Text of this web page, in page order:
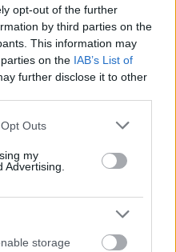
opt-out of the further
by third parties on the
This information may
on the IAB’s List of
further disclose it to other
uses one or more Google
You may click to
and its third-party tags to
purposes in below Google
Outs
my
Advertising.
storage
praznik šoferjev in
za regeneracijo